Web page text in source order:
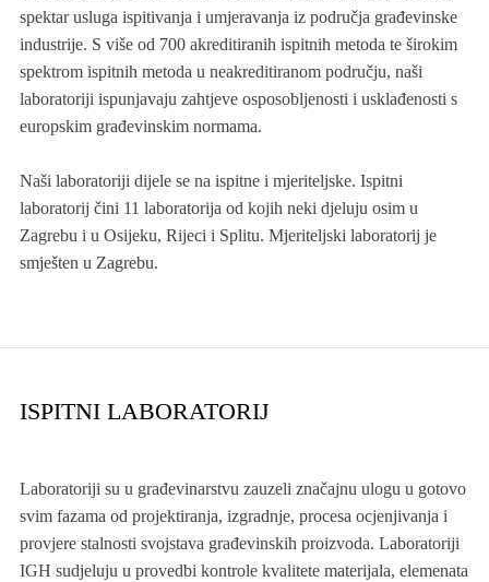
spektar usluga ispitivanja i umjeravanja iz područja građevinske
industrije. S više od 700 akreditiranih ispitnih metoda te širokim
spektrom ispitnih metoda u neakreditiranom području, naši
laboratoriji ispunjavaju zahtjeve osposobljenosti i usklađenosti s
europskim građevinskim normama.
Naši laboratoriji dijele se na ispitne i mjeriteljske. Ispitni
laboratorij čini 11 laboratorija od kojih neki djeluju osim u
Zagrebu i u Osijeku, Rijeci i Splitu. Mjeriteljski laboratorij je
smješten u Zagrebu.
ISPITNI LABORATORIJ
Laboratoriji su u građevinarstvu zauzeli značajnu ulogu u gotovo
svim fazama od projektiranja, izgradnje, procesa ocjenjivanja i
provjere stalnosti svojstava građevinskih proizvoda. Laboratoriji
IGH sudjeluju u provedbi kontrole kvalitete materijala, elemenata